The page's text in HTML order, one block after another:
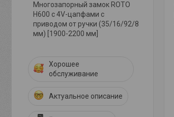
Многозапорный замок ROTO
Н600 с 4V-цапфами с
приводом от ручки (35/16/92/8
мм) [1900-2200 мм]
Хорошее
обслуживание
Актуальное описание